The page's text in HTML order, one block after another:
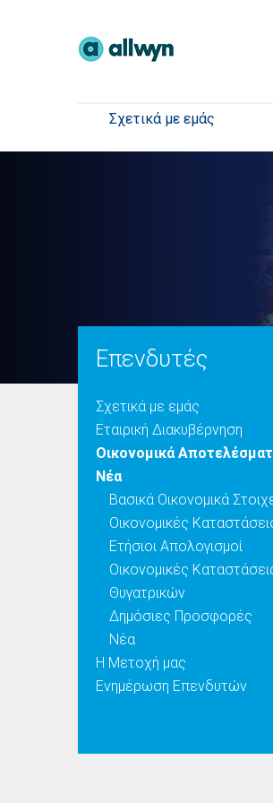
Σχετικά με εμάς
Επενδυτές
Σχετικά με εμάς
Εταιρική Διακυβέρνηση
Οικονομικά
Νέα
Βασικά Οικονομικά
Οικονομικές
Ετήσιοι Απολογισμοί
Οικονομικές
Θυγατρικών
Δημόσιες Προσφορές
Νέα
Η Μετοχή μας
Ενημέρωση Επενδυτών